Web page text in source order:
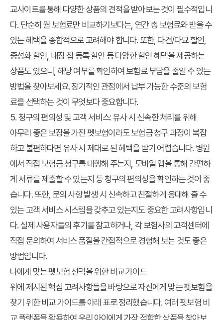
교사이트를 통해 다양한 상품의 견적을 받아보는 것이 필수적입니
다. 단순히 월 보험료만 비교하기보다는, 연간 총 보험료와 받을 수
있는 혜택을 종합적으로 고려해야 합니다. 또한, 다견/다묘 할인,
중성화 할인, 내장 칩 등록 할인 등 다양한 할인 혜택을 제공하는
상품도 있으니, 해당 여부를 확인하여 보험료 부담을 줄일 수 있는
방법을 찾아보세요. 장기적인 관점에서 납부 가능한 수준의 보험
료를 선택하는 것이 무엇보다 중요합니다.
5. 청구의 편의성 및 고객 서비스: 유사 시 신속한 처리를 위해
아무리 좋은 보장을 가진 펫보험이라도 보험금 청구 과정이 복잡
하고 불편하다면 유사 시 제대로 된 혜택을 받기 어렵습니다. 병원
에서 직접 보험금 청구를 대행해 주는지, 모바일 앱을 통해 간편하
게 서류를 제출할 수 있는지 등 청구의 편의성을 확인하는 것이 좋
습니다. 또한, 문의 사항 발생 시 신속하고 친절하게 응대해 줄 수
있는 고객 서비스 시스템을 갖추고 있는지도 중요한 고려사항입니
다. 실제 사용자들의 후기를 참고하거나, 각 보험사의 고객센터에
직접 문의하여 서비스 품질을 간접적으로 경험해 보는 것도 좋은
방법입니다.
나에게 맞는 펫보험 선택을 위한 비교 가이드
위에 제시된 핵심 고려사항들을 바탕으로 자신에게 맞는 펫보험을
찾기 위한 비교 가이드를 아래 표로 정리했습니다. 여러 펫보험 비
교 플랫폼을 활용하여 우리 아이에게 가장 적합한 상품을 찾아보